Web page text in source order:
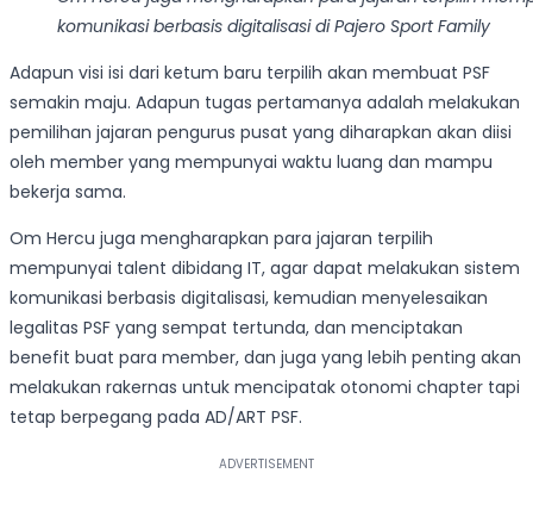
komunikasi berbasis digitalisasi di Pajero Sport Family
Adapun visi isi dari ketum baru terpilih akan membuat PSF
semakin maju. Adapun tugas pertamanya adalah melakukan
pemilihan jajaran pengurus pusat yang diharapkan akan diisi
oleh member yang mempunyai waktu luang dan mampu
bekerja sama.
Om Hercu juga mengharapkan para jajaran terpilih
mempunyai talent dibidang IT, agar dapat melakukan sistem
komunikasi berbasis digitalisasi, kemudian menyelesaikan
legalitas PSF yang sempat tertunda, dan menciptakan
benefit buat para member, dan juga yang lebih penting akan
melakukan rakernas untuk mencipatak otonomi chapter tapi
tetap berpegang pada AD/ART PSF.